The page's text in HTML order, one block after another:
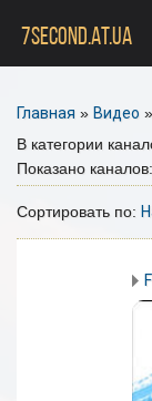
7SECOND.AT.UA
Главная » Видео »
В категории
Показано каналов:
Сортировать по: